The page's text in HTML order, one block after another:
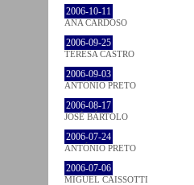
2006-10-11
ANA CARDOSO
2006-09-25
TERESA CASTRO
2006-09-03
ANTÓNIO PRETO
2006-08-17
JOSÉ BÁRTOLO
2006-07-24
ANTÓNIO PRETO
2006-07-06
MIGUEL CAISSOTTI